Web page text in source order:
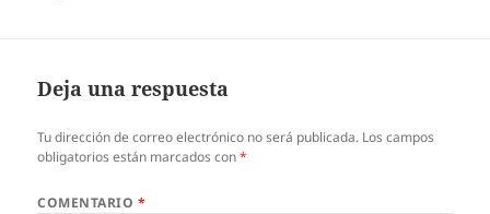
Deja una respuesta
Tu dirección de correo electrónico no será publicada. Los campos
obligatorios están marcados con*
COMENTARIO *